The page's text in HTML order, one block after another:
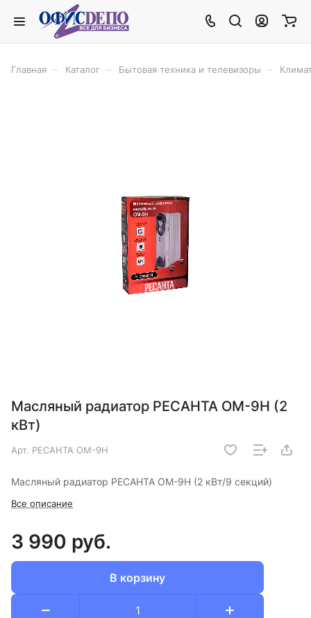
Главная Каталог Бытовая техника и телевизоры
Масляный радиатор РЕСАНТА ОМ-9Н (2
кВт)
Арт. РЕСАНТА ОМ-9Н
Масляный радиатор РЕСАНТА ОМ-9Н (2 кВт/9 секций)
Все описание
3 990 руб.
В корзину